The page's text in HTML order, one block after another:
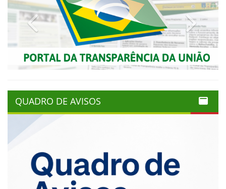
Previous Next
QUADRO DE AVISOS